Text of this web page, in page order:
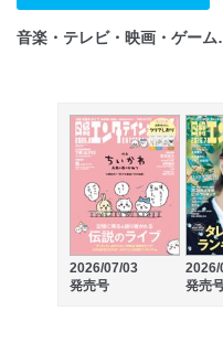
音楽・テレビ・映画・ゲー
2026/07/03
発売号
2026/
発売